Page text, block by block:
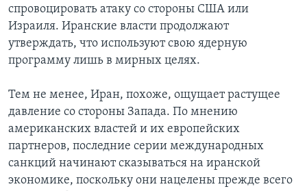
спровоцировать атаку со стороны США или
Израиля. Иранские власти продолжают
утверждать, что используют свою ядерную
программу лишь в мирных целях.
Тем не менее, Иран, похоже, ощущает растущее
давление со стороны Запада. По мнению
американских властей и их европейских
партнеров, последние серии международных
санкций начинают сказываться на иранской
экономике, поскольку они нацелены прежде всего